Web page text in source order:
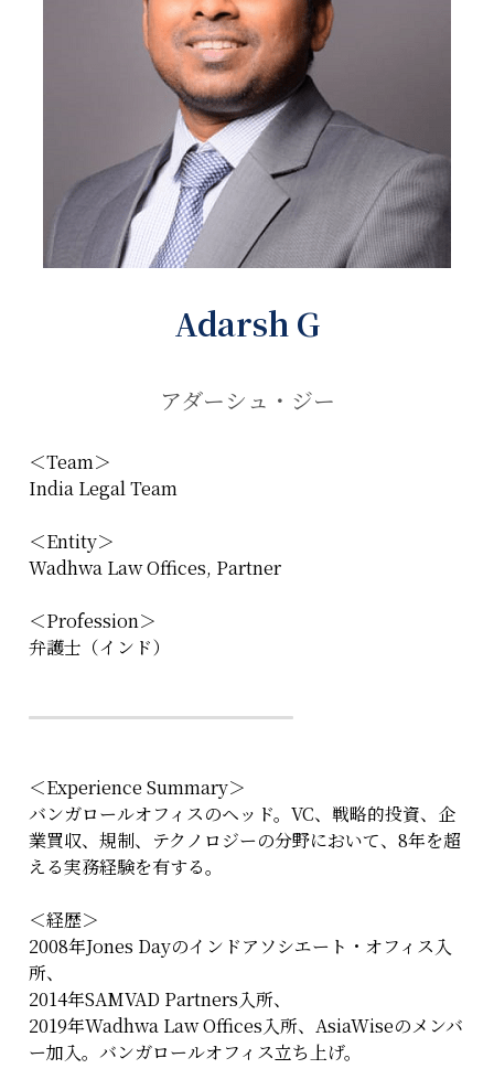
Adarsh G
アダーシュ・ジー
＜Team＞
India Legal Team
＜Entity＞
Wadhwa Law Offices, Partner
＜Profession＞
弁護士（インド）
＜Experience Summary＞
バンガロールオフィスのヘッド。VC、戦略的投資、企
業買収、規制、テクノロジーの分野において、8年を超
える実務経験を有する。
＜経歴＞
2008年Jones Dayのインドアソシエート・オフィス入
所、
2014年SAMVAD Partners入所、
2019年Wadhwa Law Offices入所、AsiaWiseのメンバ
ー加入。バンガロールオフィス立ち上げ。